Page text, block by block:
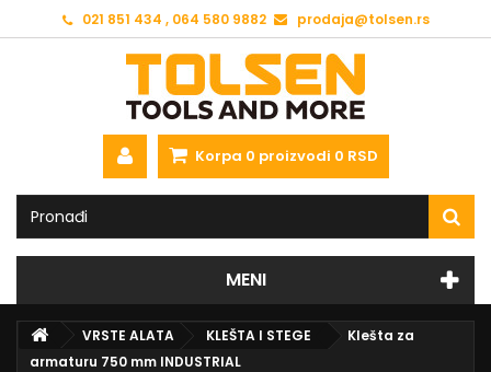
021 851 434 , 064 580 9882 prodaja@tolsen.rs
Korpa 0 proizvodi 0 RSD
MENI
VRSTE ALATA KLEŠTA I STEGE
Klešta za
armaturu 750 mm INDUSTRIAL